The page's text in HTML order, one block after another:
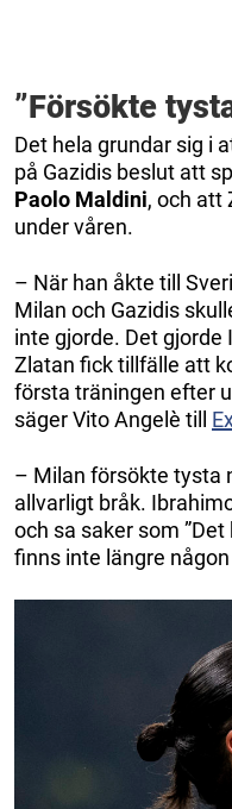
”Försökte
Det hela grundar sig i
på Gazidis beslut att
Paolo Maldini, och att
under våren.
– När han åkte till
Milan och Gazidis
inte gjorde. Det gjorde
Zlatan fick tillfälle att
första träningen efter
säger Vito Angelè till
– Milan försökte tysta
allvarligt bråk.
och sa saker som
finns inte längre